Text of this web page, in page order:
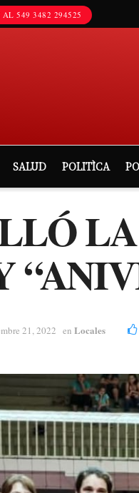
549 3482 294525
SALUD POLITÌCA
21, 2022 en Locales